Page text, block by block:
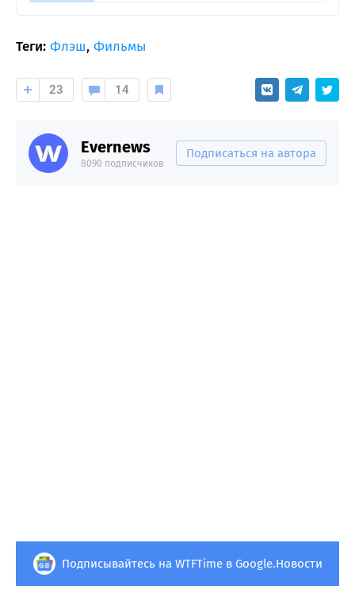
Теги: Флэш, Фильмы
23 14
Evernews
8090 подписчиков
Подписаться на автора
Подписывайтесь на WTFTime в Google.Новости